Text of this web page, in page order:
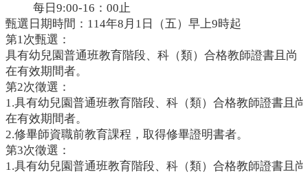
態
行
政
處
室
課
程
專
區
每日9:00-16：00止
甄選日期時間：114年8月1日（五）早上9時起
第1次甄選：
具有幼兒園普通班教育階段、科（類）合格教師證書且尚
在有效期間者。
第2次徵選：
1.具有幼兒園普通班教育階段、科（類）合格教師證書且尚
在有效期間者。
2.修畢師資職前教育課程，取得修畢證明書者。
第3次徵選：
1.具有幼兒園普通班教育階段、科（類）合格教師證書且尚